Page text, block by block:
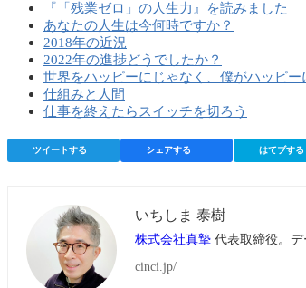
『「残業ゼロ」の人生力』を読みました
あなたの人生は今何時ですか？
2018年の近況
2022年の進捗どうでしたか？
世界をハッピーにじゃなく、僕がハッピ
仕組みと人間
仕事を終えたらスイッチを切ろう
ツイートする シェアする はてブする
いちしま 泰樹
株式会社真摯 代表取締役。デ
cinci.jp/